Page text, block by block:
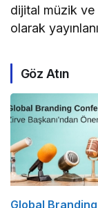
dijital müzik ve
olarak
Göz Atın
Global Branding